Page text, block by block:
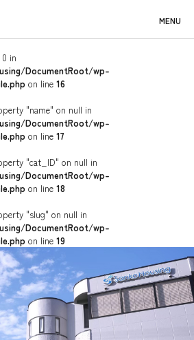
MENU
in
DocumentRoot/wp-
on line 16
"name" on null in
DocumentRoot/wp-
on line 17
"cat_ID" on null in
DocumentRoot/wp-
on line 18
"slug" on null in
DocumentRoot/wp-
on line 19